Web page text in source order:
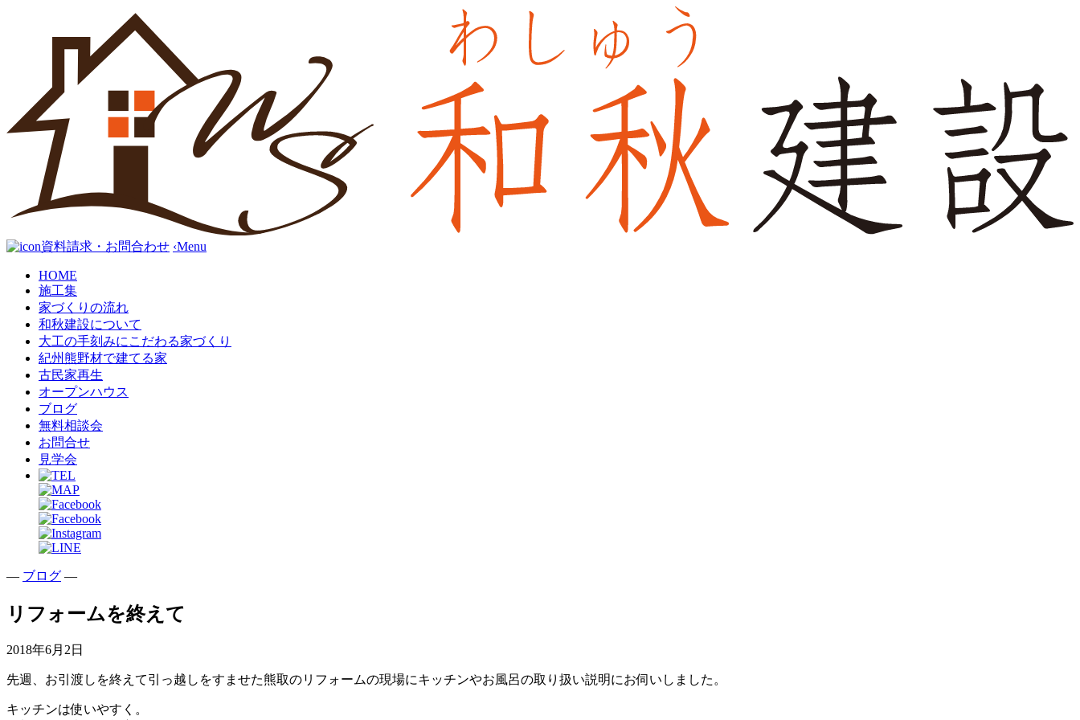
資料請求・お問合わせ ‹Menu
HOME
施工集
家づくりの流れ
和秋建設について
大工の手刻みにこだわる家づくり
紀州熊野材で建てる家
古民家再生
オープンハウス
ブログ
無料相談会
お問合せ
見学会
— ブログ —
リフォームを終えて
2018年6月2日
先週、お引渡しを終えて引っ越しをすませた熊取のリフォームの現場にキッチンやお風呂の取り扱い説明にお伺いしました。
キッチンは使いやすく。